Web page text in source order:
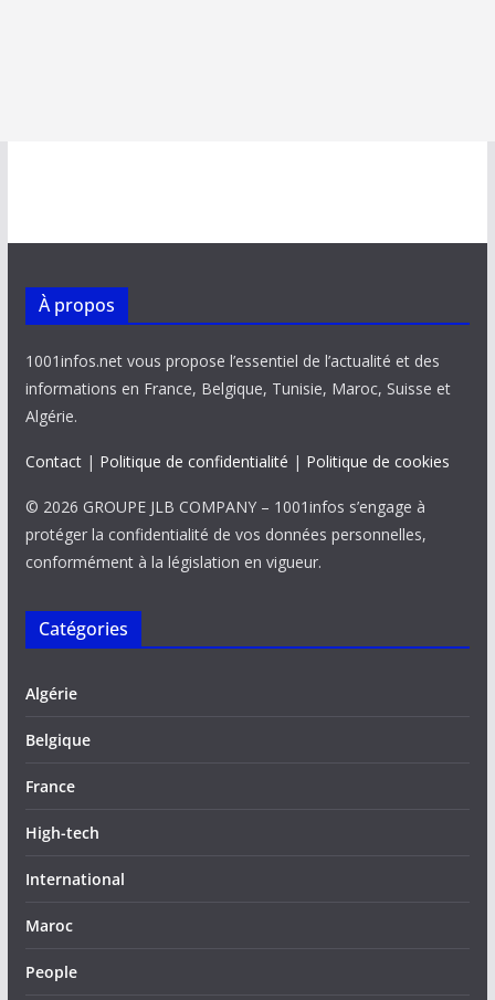
À propos
1001infos.net vous propose l’essentiel de l’actualité et des
informations en France, Belgique, Tunisie, Maroc, Suisse et
Algérie.
Contact| Politique de confidentialité | Politique de cookies
© 2026 GROUPE JLB COMPANY – 1001infos s’engage à
protéger la confidentialité de vos données personnelles,
conformément à la législation en vigueur.
Catégories
Algérie
Belgique
France
High-tech
International
Maroc
People